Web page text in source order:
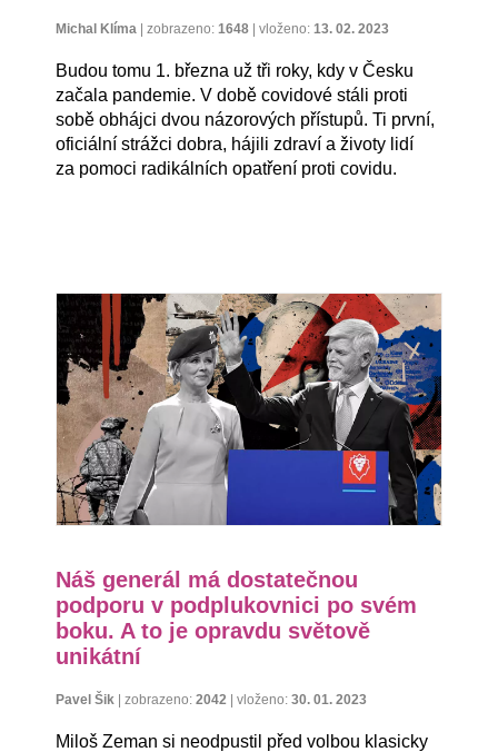
Michal Klíma zobrazeno: 1648 vloženo: 13. 02. 2023
Budou tomu 1. března už tři roky, kdy v Česku
začala pandemie. V době covidové stáli proti
sobě obhájci dvou názorových přístupů. Ti první,
oficiální strážci dobra, hájili zdraví a životy lidí
za pomoci radikálních opatření proti covidu.
Náš generál má dostatečnou
podporu v podplukovnici po svém
boku. A to je opravdu světově
unikátní
Pavel Šik | zobrazeno: 2042 | vloženo: 30. 01. 2023
Miloš Zeman si neodpustil před volbou klasicky